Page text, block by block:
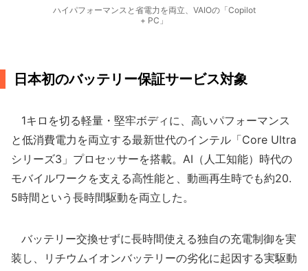
ハイパフォーマンスと省電力を両立、VAIOの「Copilot
+ PC」
日本初のバッテリー保証サービス対象
1キロを切る軽量・堅牢ボディに、高いパフォーマンス
と低消費電力を両立する最新世代のインテル「Core Ultra
シリーズ3」プロセッサーを搭載。AI（人工知能）時代の
モバイルワークを支える高性能と、動画再生時でも約20.
5時間という長時間駆動を両立した。
バッテリー交換せずに長時間使える独自の充電制御を実
装し、リチウムイオンバッテリーの劣化に起因する実駆動